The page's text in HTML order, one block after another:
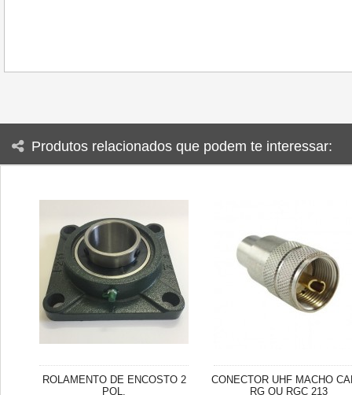
Produtos relacionados que podem te interessar:
ROLAMENTO DE ENCOSTO 2
POL.
CONECTOR UHF MACHO
RG OU RGC 213